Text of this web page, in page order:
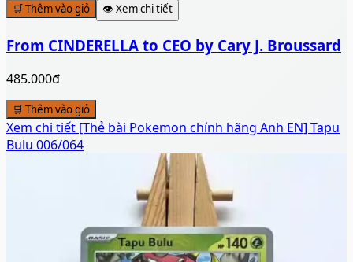
🛒 Thêm vào giỏ
👁️ Xem chi tiết
From CINDERELLA to CEO by Cary J. Broussard
485.000đ
🛒 Thêm vào giỏ
Xem chi tiết [Thẻ bài Pokemon chính hãng Anh EN] Tapu
Bulu 006/064